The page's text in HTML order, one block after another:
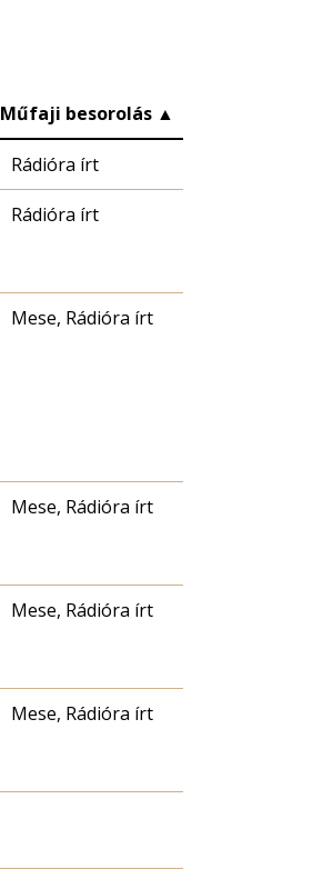
Műfaji besorolás ▲
Rádióra írt
Rádióra írt
Mese, Rádióra írt
Mese, Rádióra írt
Mese, Rádióra írt
Mese, Rádióra írt